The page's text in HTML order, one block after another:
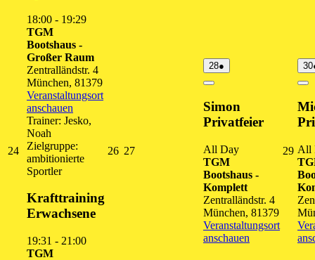
2424.
August
2026
18:00 - 19:29
TGM
Bootshaus -
Großer Raum
Zentralländstr. 4
München, 81379
Veranstaltungsort
anschauen
Trainer: Jesko,
Noah
Zielgruppe:
ambitionierte
Sportler
Krafttraining
Erwachsene
19:31 - 21:00
TGM
2626.
2727.
2828.
August
●
Veranstaltung)
Close
Simon
Privatfeier
All Day
TGM
Bootshaus -
Komplett
Zentralländstr. 4
München, 81379
Veranstaltungsort
anschauen
2929.
2026
30
All